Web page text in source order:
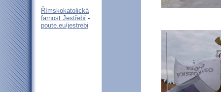
Římskokatolická
farnost Jestřebí -
poute.eu/jestrebi